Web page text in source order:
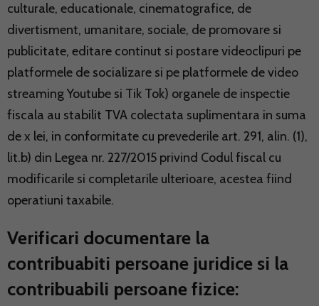
culturale, educationale, cinematografice, de
divertisment, umanitare, sociale, de promovare si
publicitate, editare continut si postare videoclipuri pe
platformele de socializare si pe platformele de video
streaming Youtube si Tik Tok) organele de inspectie
fiscala au stabilit TVA colectata suplimentara in suma
de x lei, in conformitate cu prevederile art. 291, alin. (1),
lit.b) din Legea nr. 227/2015 privind Codul fiscal cu
modificarile si completarile ulterioare, acestea fiind
operatiuni taxabile.
Verificari documentare la
contribuabiti persoane juridice si la
contribuabili persoane fizice: